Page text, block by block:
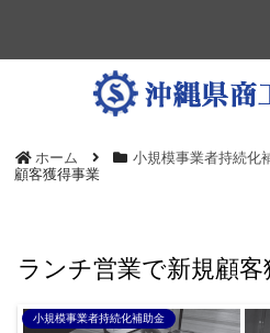
ホーム 小規模事業者持続化
顧客獲得事業
ランチ営業で新規顧客
小規模事業者持続化補助金